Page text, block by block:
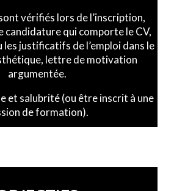
vérifiés lors de l’inscription,
candidature qui comporte le CV,
justificatifs de l’emploi dans le
lettre de motivation
argumentée.
et salubrité (ou être inscrit à une
de formation).